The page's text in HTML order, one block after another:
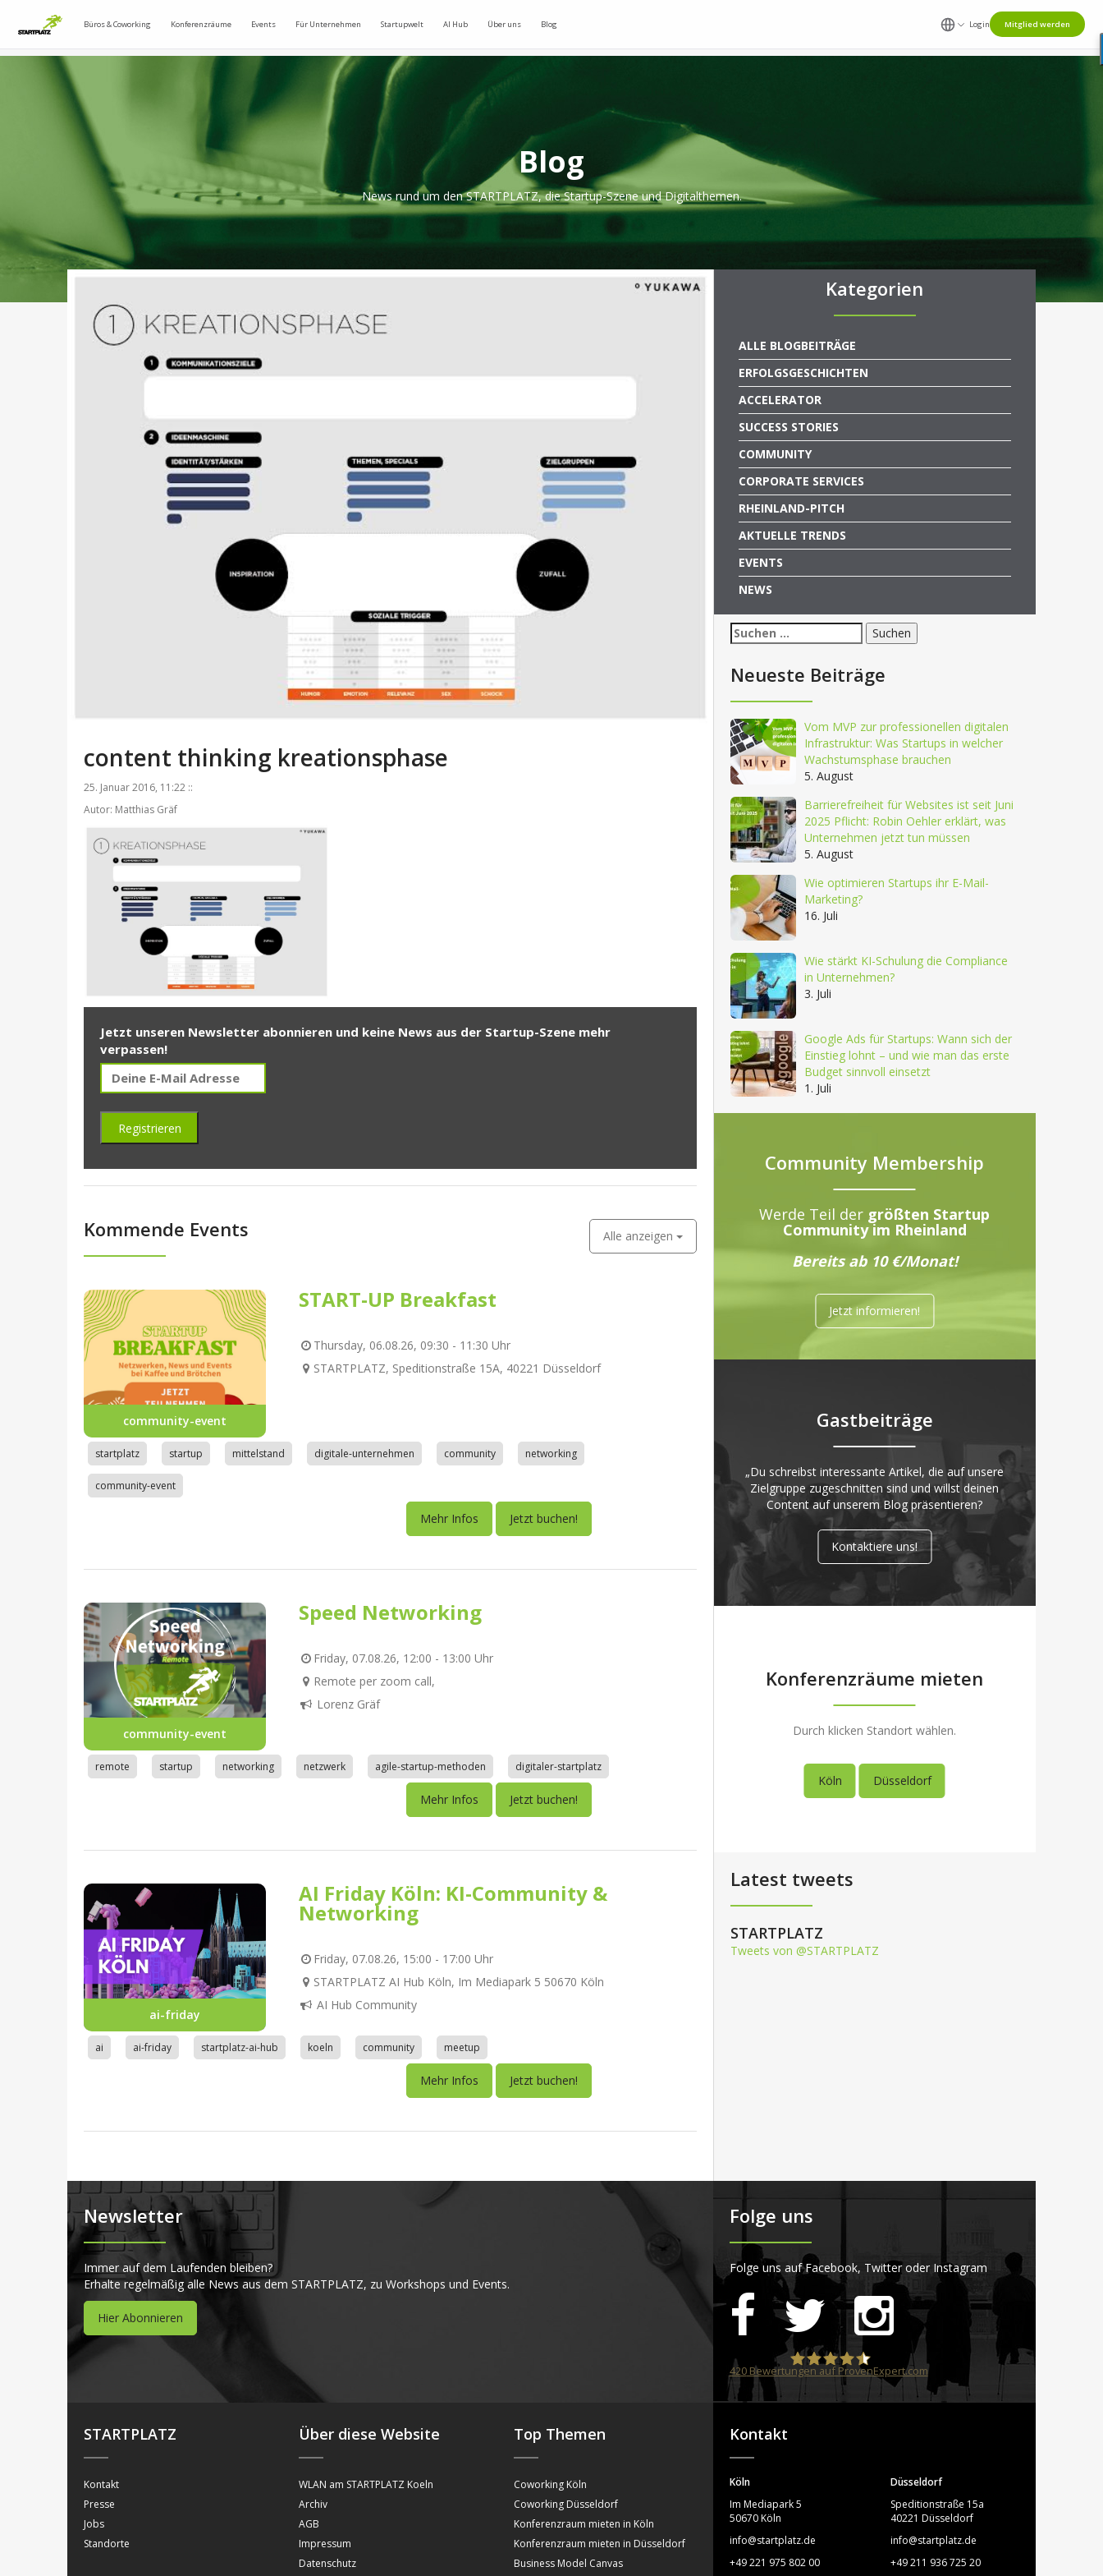
Büros & Coworking Konferenzräume Events Für Unternehmen Startupwelt AI Hub Über uns Blog Login Mitglied werden
Blog
News rund um den STARTPLATZ, die Startup-Szene und Digitalthemen.
content thinking kreationsphase
25. Januar 2016, 11:22 ::
Autor: Matthias Gräf
Jetzt unseren Newsletter abonnieren und keine News aus der Startup-Szene mehr
verpassen!
Kommende Events Alle anzeigen
community-event
START-UP Breakfast
Thursday, 06.08.26, 09:30 - 11:30 Uhr
STARTPLATZ, Speditionstraße 15A, 40221 Düsseldorf
startplatz startup mittelstand digitale-unternehmen community networking
community-event
Mehr Infos Jetzt buchen!
community-event
Speed Networking
Friday, 07.08.26, 12:00 - 13:00 Uhr
Remote per zoom call,
Lorenz Gräf
remote startup networking netzwerk agile-startup-methoden digitaler-startplatz
Mehr Infos Jetzt buchen!
ai-friday
AI Friday Köln: KI-Community &
Networking
Friday, 07.08.26, 15:00 - 17:00 Uhr
STARTPLATZ AI Hub Köln, Im Mediapark 5 50670 Köln
AI Hub Community
ai ai-friday startplatz-ai-hub koeln community meetup
Mehr Infos Jetzt buchen!
Kategorien
ALLE BLOGBEITRÄGE
ERFOLGSGESCHICHTEN
ACCELERATOR
SUCCESS STORIES
COMMUNITY
CORPORATE SERVICES
RHEINLAND-PITCH
AKTUELLE TRENDS
EVENTS
NEWS
Suchen
nach:
Neueste Beiträge
Vom MVP zur professionellen digitalen
Infrastruktur: Was Startups in welcher
Wachstumsphase brauchen
5. August
Barrierefreiheit für Websites ist seit Juni
2025 Pflicht: Robin Oehler erklärt, was
Unternehmen jetzt tun müssen
5. August
Wie optimieren Startups ihr E-Mail-
Marketing?
16. Juli
Wie stärkt KI-Schulung die Compliance
in Unternehmen?
3. Juli
Google Ads für Startups: Wann sich der
Einstieg lohnt – und wie man das erste
Budget sinnvoll einsetzt
1. Juli
Community Membership
Werde Teil der größten Startup
Community im Rheinland
Bereits ab 10 €/Monat!
Jetzt informieren!
Gastbeiträge
„Du schreibst interessante Artikel, die auf unsere
Zielgruppe zugeschnitten sind und willst deinen
Content auf unserem Blog präsentieren?
Kontaktiere uns!
Konferenzräume mieten
Durch klicken Standort wählen.
Köln Düsseldorf
Latest tweets
STARTPLATZ
Tweets von @STARTPLATZ
Newsletter
Immer auf dem Laufenden bleiben?
Erhalte regelmäßig alle News aus dem STARTPLATZ, zu Workshops und Events.
Hier Abonnieren
Folge uns
Folge uns auf Facebook, Twitter oder Instagram
STARTPLATZ
420Bewertungen auf ProvenExpert.com
STARTPLATZ
Kontakt
Presse
Jobs
Standorte
Über diese Website
WLAN am STARTPLATZ Koeln
Archiv
AGB
Impressum
Datenschutz
Top Themen
Coworking Köln
Coworking Düsseldorf
Konferenzraum mieten in Köln
Konferenzraum mieten in Düsseldorf
Business Model Canvas
Kontakt
Köln
Im Mediapark 5
50670 Köln
info@startplatz.de
+49 221 975 802 00
Düsseldorf
Speditionstraße 15a
40221 Düsseldorf
info@startplatz.de
+49 211 936 725 20